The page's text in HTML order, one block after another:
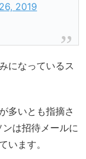
2019
になっているス
多いとも指摘さ
は招待メールに
います。